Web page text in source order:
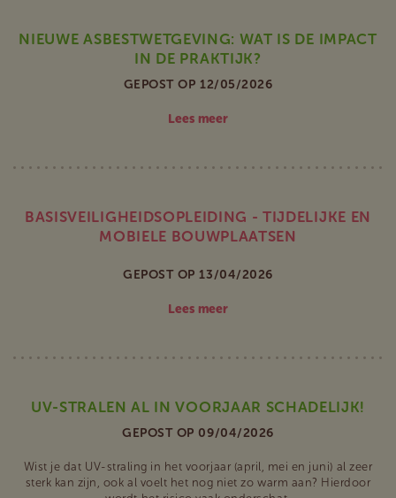
NIEUWE ASBESTWETGEVING: WAT IS DE IMPACT
IN DE PRAKTIJK?
GEPOST OP 12/05/2026
Lees meer
BASISVEILIGHEIDSOPLEIDING - TIJDELIJKE EN
MOBIELE BOUWPLAATSEN
GEPOST OP 13/04/2026
Lees meer
UV-STRALEN AL IN VOORJAAR SCHADELIJK!
GEPOST OP 09/04/2026
Wist je dat UV-straling in het voorjaar (april, mei en juni) al zeer
sterk kan zijn, ook al voelt het nog niet zo warm aan? Hierdoor